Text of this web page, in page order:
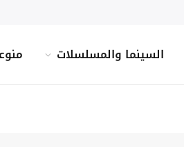
السينما والمسلسلات